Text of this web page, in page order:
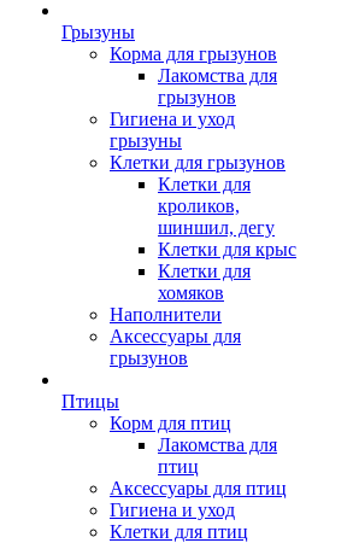
Грызуны
Корма для грызунов
Лакомства для
грызунов
Гигиена и уход
грызуны
Клетки для грызунов
Клетки для
кроликов,
шиншил, дегу
Клетки для крыс
Клетки для
хомяков
Наполнители
Аксессуары для
грызунов
Птицы
Корм для птиц
Лакомства для
птиц
Аксессуары для птиц
Гигиена и уход
Клетки для птиц